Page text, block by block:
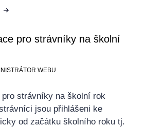
pro strávníky na školní
WEBU
strávníky na školní rok
jsou přihlášeni ke
od začátku školního roku tj.